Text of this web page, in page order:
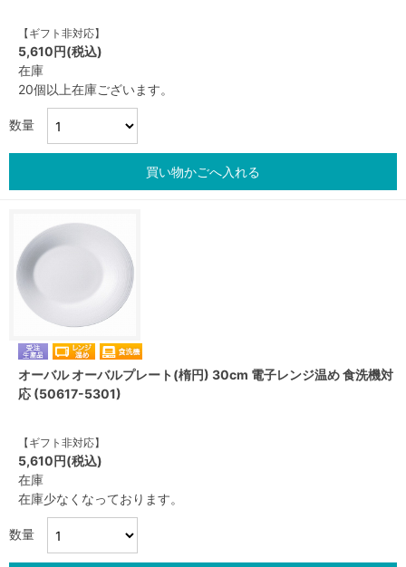
【ギフト非対応】
5,610円(税込)
在庫
20個以上在庫ございます。
数量
買い物かごへ入れる
オーバル オーバルプレート(楕円) 30cm 電子レンジ温め 食洗機対
応 (50617-5301)
【ギフト非対応】
5,610円(税込)
在庫
在庫少なくなっております。
数量